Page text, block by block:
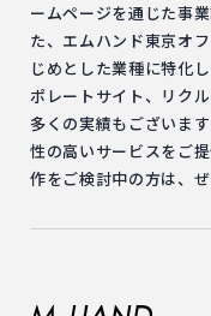
ームページを通じた事
た、エムハンド東京オ
じめとした業種に特化
ポレートサイト、リク
多くの実績もございま
性の高いサービスをご
作をご検討中の方は、